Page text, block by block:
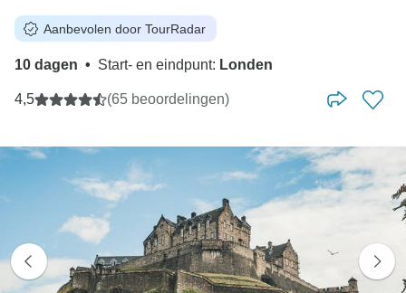
Aanbevolen door TourRadar
10 dagen • Start- en eindpunt: Londen
4,5 (65 beoordelingen)